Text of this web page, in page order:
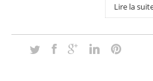
Lire la